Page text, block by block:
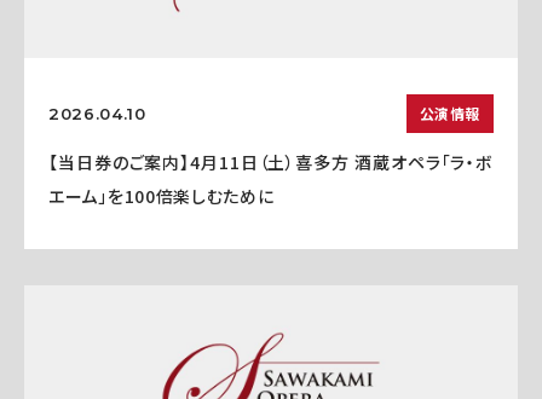
2026.04.10 公演情報
【当日券のご案内】4月11日（土）喜多方 酒蔵オペラ「ラ・ボ
エーム」を100倍楽しむために